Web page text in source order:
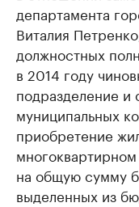
департамента
Виталия
должностных
в 2014 году
подразделение и
муниципальных
приобретение
на общую сумму
выделенных из